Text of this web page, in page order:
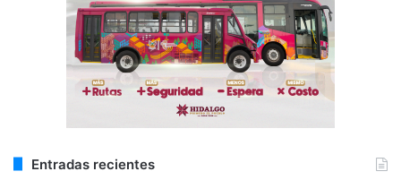
Entradas recientes